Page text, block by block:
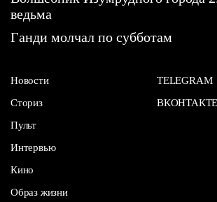
ведьма
Ганди молчал по субботам
Новости
Сториз
Пульт
Интервью
Кино
Образ жизни
TELEGRAM
ВКОНТАКТЕ